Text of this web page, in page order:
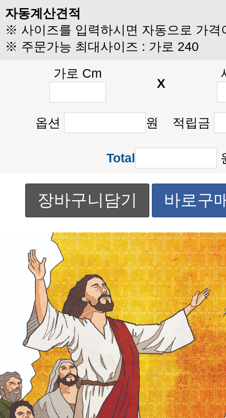
자동계산견적
※ 사이즈를 입력하시면 자동으로 가격
※ 주문가능 최대사이즈 : 가로 240
가로 Cm
X
옵션 원 적립금
Total
장바구니담기 바로구